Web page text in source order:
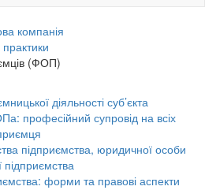
компанія
(ФОП)
діяльності суб’єкта
професійний супровід на всіх
підприємства, юридичної особи
підприємства
форми та правові аспекти